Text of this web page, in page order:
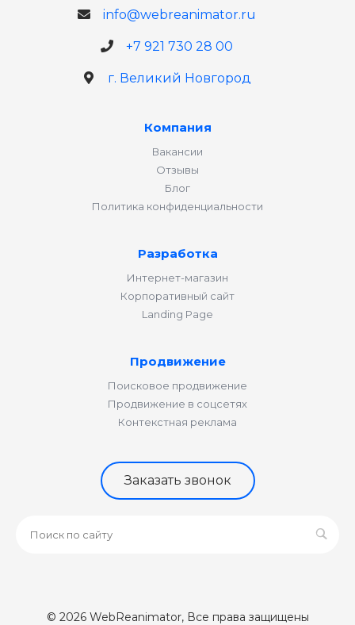
info@webreanimator.ru
+7 921 730 28 00
г. Великий Новгород
Компания
Вакансии
Отзывы
Блог
Политика конфиденциальности
Разработка
Интернет-магазин
Корпоративный сайт
Landing Page
Продвижение
Поисковое продвижение
Продвижение в соцсетях
Контекстная реклама
Заказать звонок
© 2026 WebReanimator, Все права защищены